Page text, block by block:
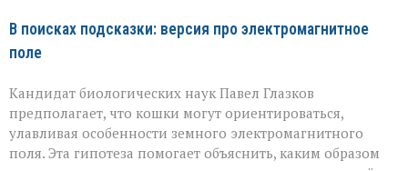
В поисках подсказки: версия про электромагнитное
поле
Кандидат биологических наук Павел Глазков
предполагает, что кошки могут ориентироваться,
улавливая особенности земного электромагнитного
поля. Эта гипотеза помогает объяснить, каким образом